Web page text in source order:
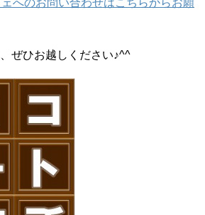
へのお問い合わせはこちらからお願
ぜひお越しください♪^^